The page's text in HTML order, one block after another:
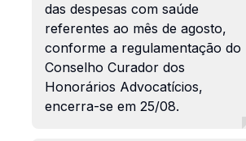
das despesas com saúde
referentes ao mês de agosto,
conforme a regulamentação do
Conselho Curador dos
Honorários Advocatícios,
encerra-se em 25/08.